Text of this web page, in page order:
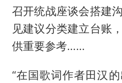
召开统战座谈会搭建
见建议分类建立台账
供重要参考……
“在国歌词作者田汉